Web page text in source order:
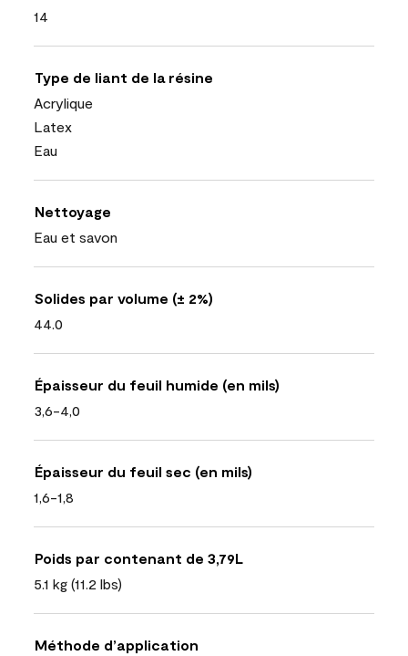
14
Type de liant de la résine
Acrylique
Latex
Eau
Nettoyage
Eau et savon
Solides par volume (± 2%)
44.0
Épaisseur du feuil humide (en mils)
3,6-4,0
Épaisseur du feuil sec (en mils)
1,6-1,8
Poids par contenant de 3,79L
5.1 kg (11.2 lbs)
Méthode d’application